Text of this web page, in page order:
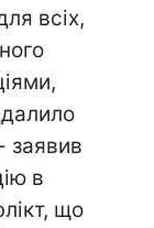
всіх,
заявив
в
що